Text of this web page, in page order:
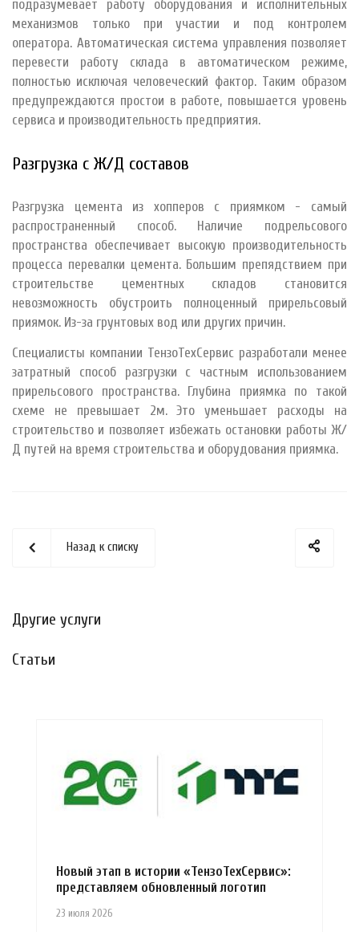
подразумевает работу оборудования и исполнительных
механизмов только при участии и под контролем
оператора. Автоматическая система управления позволяет
перевести работу склада в автоматическом режиме,
полностью исключая человеческий фактор. Таким образом
предупреждаются простои в работе, повышается уровень
сервиса и производительность предприятия.
Разгрузка с Ж/Д составов
Разгрузка цемента из хопперов с приямком - самый
распространенный способ. Наличие подрельсового
пространства обеспечивает высокую производительность
процесса перевалки цемента. Большим препядствием при
строительстве цементных складов становится
невозможность обустроить полноценный прирельсовый
приямок. Из-за грунтовых вод или других причин.
Специалисты компании ТензоТехСервис разработали менее
затратный способ разгрузки с частным использованием
прирельсового пространства. Глубина приямка по такой
схеме не превышает 2м. Это уменьшает расходы на
строительство и позволяет избежать остановки работы Ж/
Д путей на время строительства и оборудования приямка.
Назад к списку
Другие услуги
Статьи
23 июля 2026
Новый этап в истории «ТензоТехСервис»:
представляем обновленный логотип